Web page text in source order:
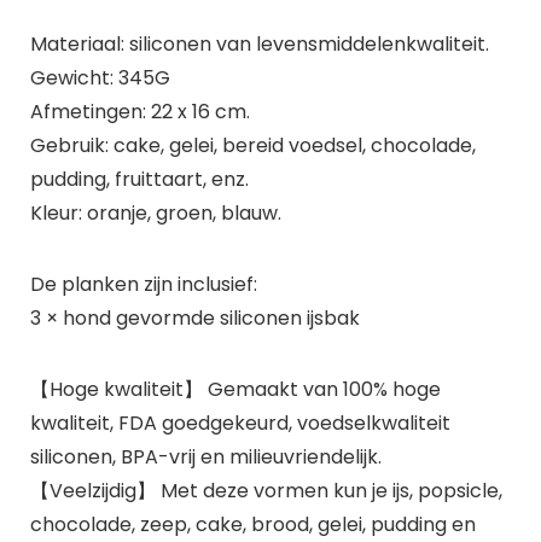
Materiaal: siliconen van levensmiddelenkwaliteit.
Gewicht: 345G
Afmetingen: 22 x 16 cm.
Gebruik: cake, gelei, bereid voedsel, chocolade,
pudding, fruittaart, enz.
Kleur: oranje, groen, blauw.
De planken zijn inclusief:
3 × hond gevormde siliconen ijsbak
【Hoge kwaliteit】 Gemaakt van 100% hoge
kwaliteit, FDA goedgekeurd, voedselkwaliteit
siliconen, BPA-vrij en milieuvriendelijk.
【Veelzijdig】 Met deze vormen kun je ijs, popsicle,
chocolade, zeep, cake, brood, gelei, pudding en